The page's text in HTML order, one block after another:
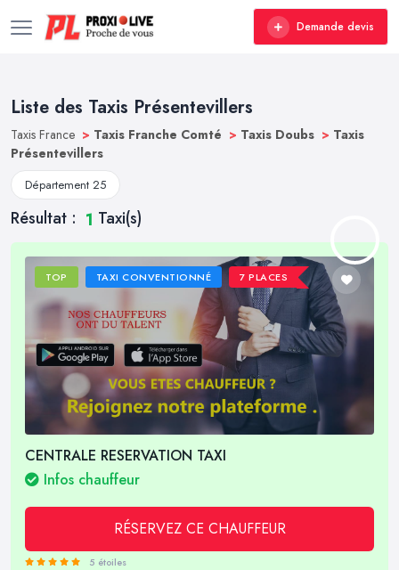
Demande devis
Liste des Taxis Présentevillers
Taxis France > Taxis Franche Comté > Taxis Doubs > Taxis
Présentevillers
Département 25
Résultat : 1 Taxi(s)
TOP TAXI CONVENTIONNÉ 7 PLACES
CENTRALE RESERVATION TAXI
Infos chauffeur
RÉSERVEZ CE CHAUFFEUR
5 étoiles